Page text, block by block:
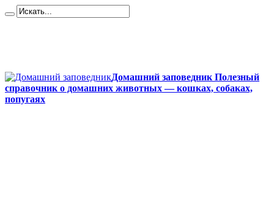
Домашний заповедник Полезный
справочник о домашних животных — кошках, собаках,
попугаях